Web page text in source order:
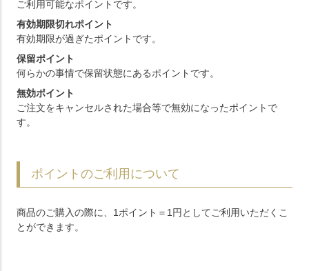
ご利用可能なポイントです。
有効期限切れポイント
有効期限が過ぎたポイントです。
保留ポイント
何らかの事情で保留状態にあるポイントです。
無効ポイント
ご注文をキャンセルされた場合等で無効になったポイントで
す。
ポイントのご利用について
商品のご購入の際に、1ポイント＝1円としてご利用いただくこ
とができます。